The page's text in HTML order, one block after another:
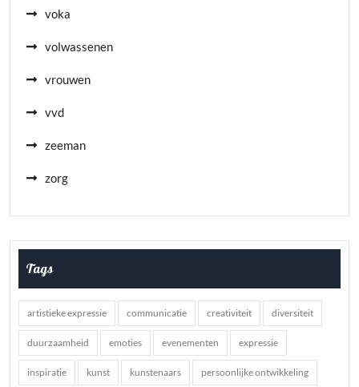
voka
volwassenen
vrouwen
vvd
zeeman
zorg
Tags
artistieke expressie communicatie creativiteit diversiteit
duurzaamheid emoties evenementen expressie
inspiratie kunst kunstenaars persoonlijke ontwikkeling